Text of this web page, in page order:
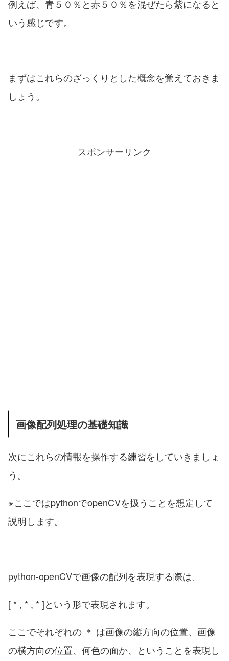
例えば、青５０％と赤５０％を混ぜたら紫になると
いう感じです。
まずはこれらのざっくりとした概念を覚えておきま
しょう。
スポンサーリンク
画像配列処理の基礎知識
次にこれらの情報を操作する練習をしていきましょ
う。
※ここではpythonでopenCVを扱うことを想定して
説明します。
python-openCVで画像の配列を表現する際は、
[ * , * , * ]という形で表現されます。
ここでそれぞれの ＊ は画像の縦方向の位置、画像
の横方向の位置、何色の面か、ということを表現し